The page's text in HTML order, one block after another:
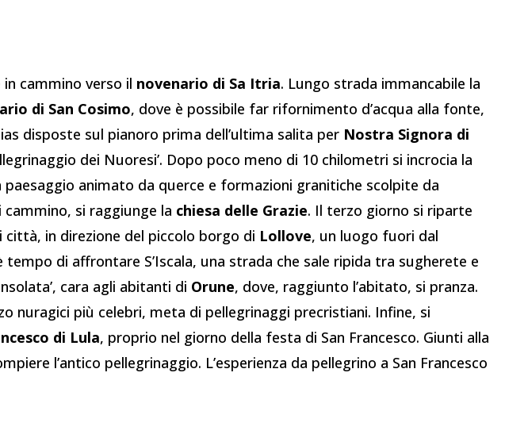
cammino verso il novenario di Sa Itria. Lungo strada immancabile la
di San Cosimo, dove è possibile far rifornimento d’acqua alla fonte,
disposte sul pianoro prima dell’ultima salita per Nostra Signora di
dei Nuoresi’. Dopo poco meno di 10 chilometri si incrocia la
paesaggio animato da querce e formazioni granitiche scolpite da
si raggiunge la chiesa delle Grazie. Il terzo giorno si riparte
città, in direzione del piccolo borgo di Lollove, un luogo fuori dal
di affrontare S’Iscala, una strada che sale ripida tra sugherete e
cara agli abitanti di Orune, dove, raggiunto l’abitato, si pranza.
nuragici più celebri, meta di pellegrinaggi precristiani. Infine, si
di Lula, proprio nel giorno della festa di San Francesco. Giunti alla
l’antico pellegrinaggio. L’esperienza da pellegrino a San Francesco